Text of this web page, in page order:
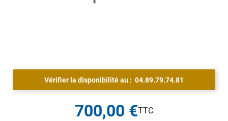
Vérifier la disponibilité au : 04.89.79.74.81
700,00 €